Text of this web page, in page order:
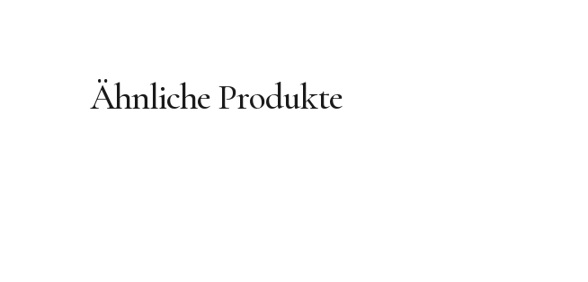
Ähnliche Produkte